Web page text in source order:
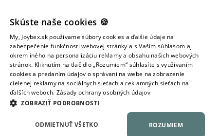
Užitočné odkazy
Účet
Informácie obchodu
Všetky práva vyhradené ©
Skúste naše cookies 🍪
My, Joybex.sk používame súbory cookies a ďalšie údaje na
zabezpečenie funkčnosti webovej stránky a s Vaším súhlasom aj
okrem iného na personalizáciu reklamy a obsahu našich webových
stránok. Kliknutím na tlačidlo „Rozumiem“ súhlasíte s využívaním
cookies a predaním údajov o správaní na webe na zobrazenie
cielenej reklamy na sociálnych sieťach a reklamných sieťach na
ďalších weboch. Zásady ochrany osobných údajov
ZOBRAZIŤ PODROBNOSTI
ROZUMIEM
ODMIETNUŤ VŠETKO